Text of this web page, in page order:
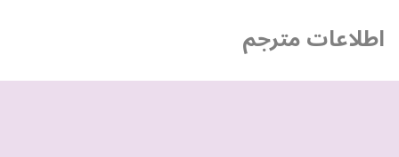
اطلاعات مترجم